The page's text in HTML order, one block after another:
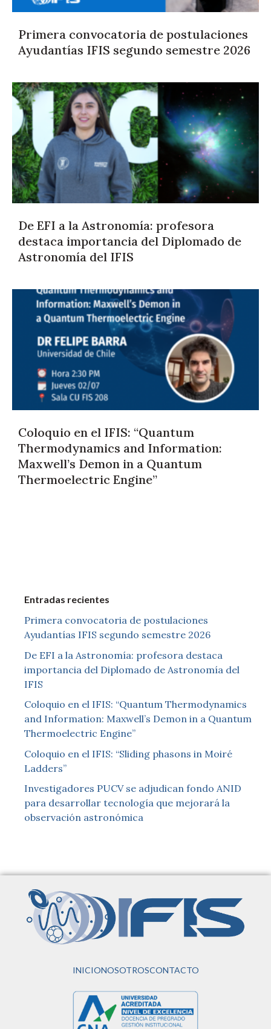
Primera convocatoria de postulaciones
Ayudantías IFIS segundo semestre 2026
De EFI a la Astronomía: profesora
destaca importancia del Diplomado de
Astronomía del IFIS
Coloquio en el IFIS: “Quantum
Thermodynamics and Information:
Maxwell’s Demon in a Quantum
Thermoelectric Engine”
Entradas recientes
Primera convocatoria de postulaciones
Ayudantías IFIS segundo semestre 2026
De EFI a la Astronomía: profesora destaca
importancia del Diplomado de Astronomía del
IFIS
Coloquio en el IFIS: “Quantum Thermodynamics
and Information: Maxwell’s Demon in a Quantum
Thermoelectric Engine”
Coloquio en el IFIS: “Sliding phasons in Moiré
Ladders”
Investigadores PUCV se adjudican fondo ANID
para desarrollar tecnología que mejorará la
observación astronómica
INICIONOSOTROSCONTACTO